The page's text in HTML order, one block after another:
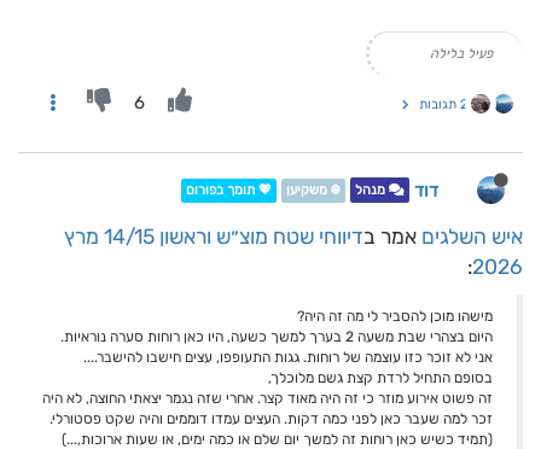
פעיל בלילה
2 תגובות 6
דוד מנהל ❄️ משקיען 💖 תומך בפורום
איש השלגים אמר ב
דיווחי שטח מוצ״ש וראשון 14/15 מרץ
2026
:
מישהו מוכן להסביר לי מה זה היה?
היום בצהרי שבת משעה 2 בערך למשך כשעה, היו כאן רוחות סערה נוראיות.
אני לא זוכר כזו עוצמה של רוחות. גגות התעופפו, עצים חישבו להישבר....
בסופם התחיל לרדת קצת גשם מלוכלך,
זה פשוט אירוע מוזר כי זה היה מאוד קצר. אחרי שזה נגמר יצאתי החוצה, לא היה
זכר למה שעבר כאן לפני כמה דקות. העצים עמדו דוממים והיה שקט פסטורלי.
(תמיד כשיש כאן רוחות זה למשך יום שלם או כמה ימים, או שעות ארוכות,...)